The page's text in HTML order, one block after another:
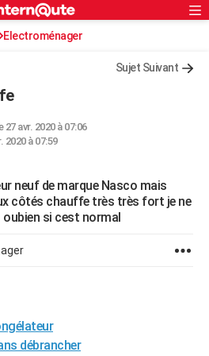
S'inscrire
Connexion
Electroménager
Sujet Suivant
27 avr. 2020 à 07:06
2020 à 07:59
neuf de marque Nasco mais
côtés chauffe très très fort je ne
si cest normal
débrancher